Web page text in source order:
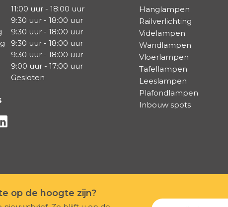
11:00 uur - 18:00 uur
9:30 uur - 18:00 uur
9:30 uur - 18:00 uur
9:30 uur - 18:00 uur
9:30 uur - 18:00 uur
9:00 uur - 17:00 uur
Gesloten
Facebook
via Instagram
ons via Linkedin
Hanglampen
Railverlichting
Videlampen
Wandlampen
Vloerlampen
Tafellampen
Leeslampen
Plafondlampen
Inbouw spots
op de hoogte zijn?